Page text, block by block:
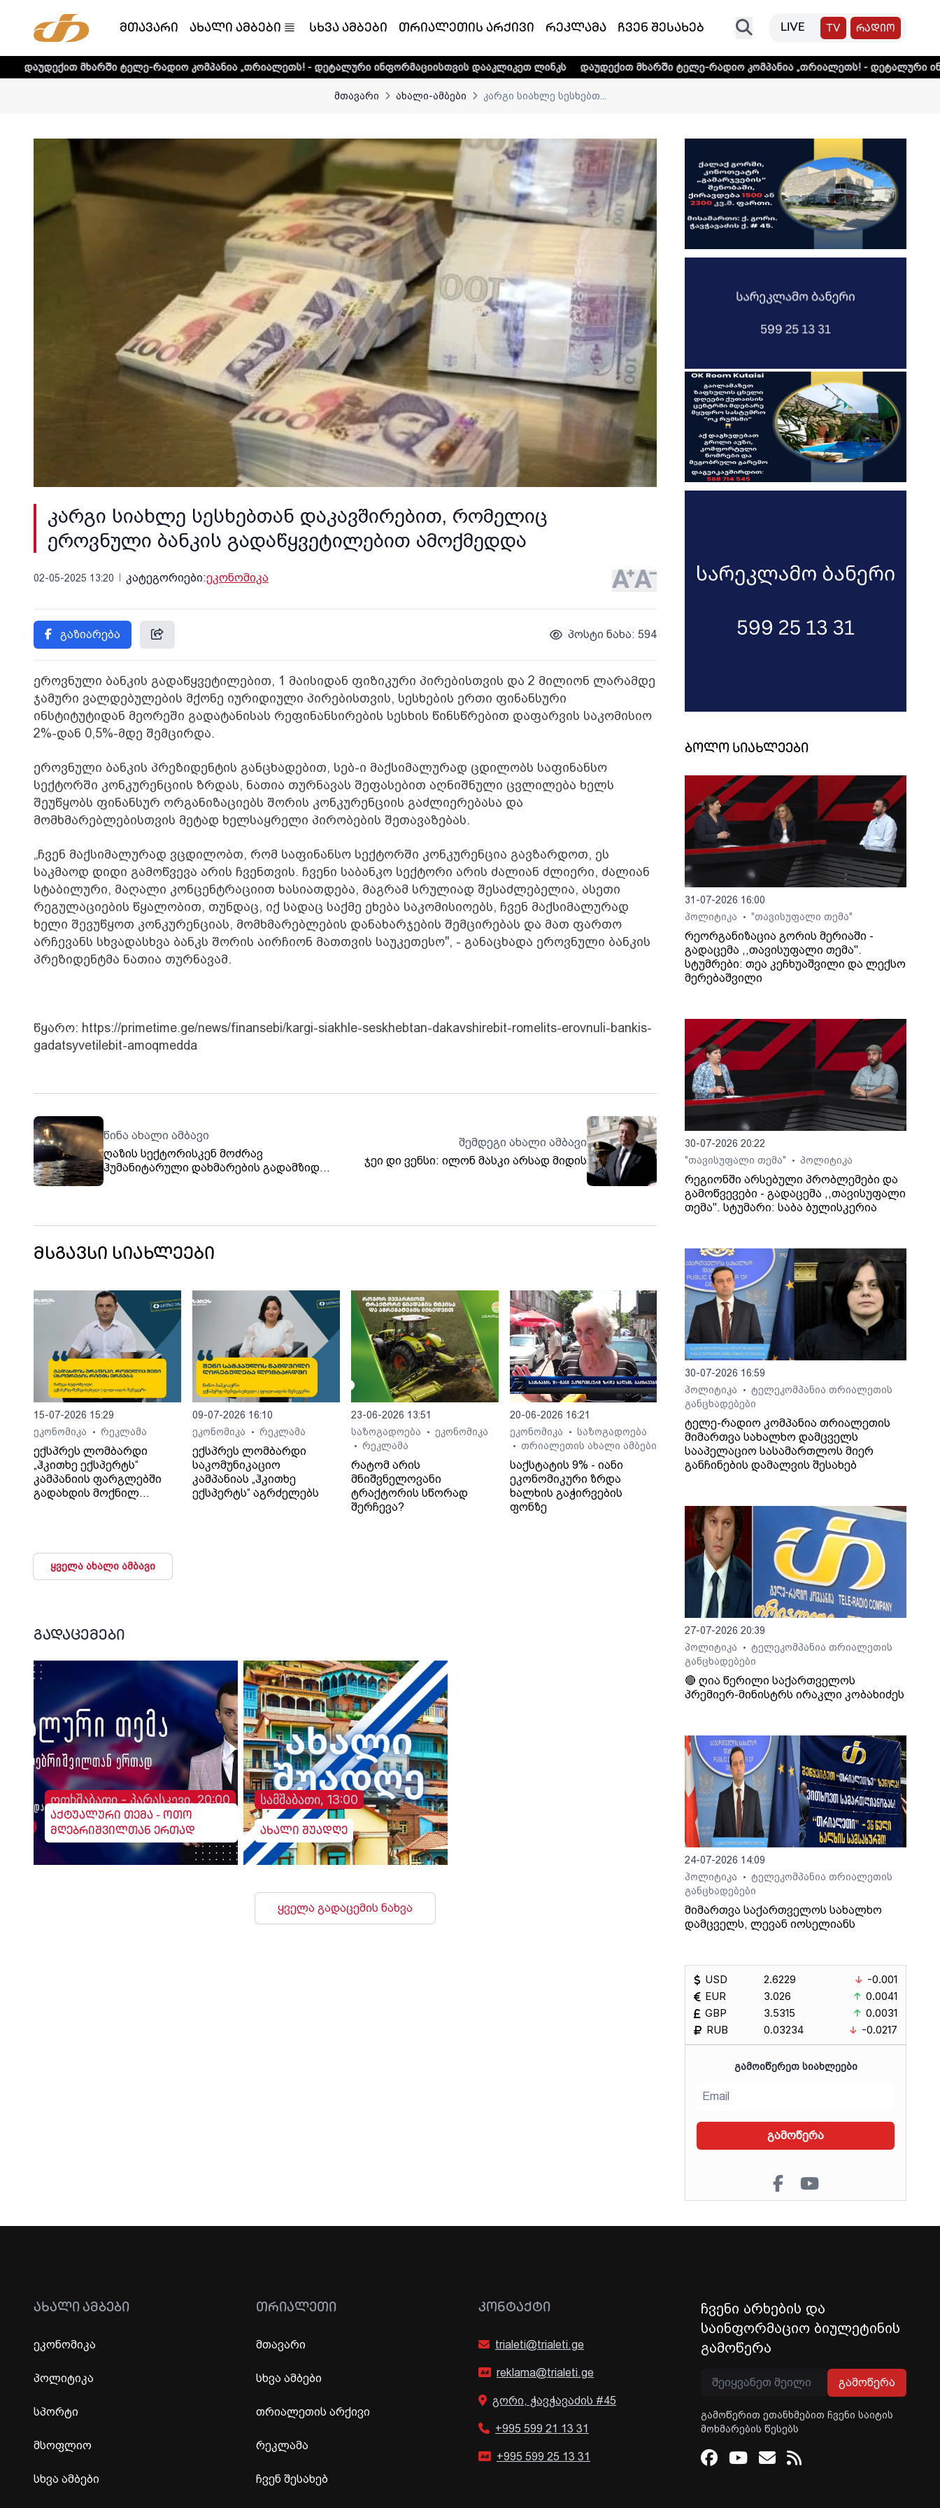
მთავარი ახალი ამბები სხვა ამბები თრიალეთის არქივი რეკლამა ჩვენ შესახებ LIVE TV რადიო
ტელე-რადიო კომპანია „თრიალეთს! - დეტალური ინფორმაციისთვის დააკლიკეთ ლინკს დაუდექით მხარში ტელე-რადიო კომპანია „თრიალეთს! - დეტალური
მთავარი ახალი-ამბები კარგი სიახლე სესხებთ...
კარგი სიახლე სესხებთან დაკავშირებით, რომელიც
ეროვნული ბანკის გადაწყვეტილებით ამოქმედდა
02-05-2025 13:20 კატეგორიები:ეკონომიკა
გაზიარება პოსტი ნახა: 594
ეროვნული ბანკის გადაწყვეტილებით, 1 მაისიდან ფიზიკური პირებისთვის და 2 მილიონ ლარამდე
ჯამური ვალდებულების მქონე იურიდიული პირებისთვის, სესხების ერთი ფინანსური
ინსტიტუტიდან მეორეში გადატანისას რეფინანსირების სესხის წინსწრებით დაფარვის საკომისიო
2%-დან 0,5%-მდე შემცირდა.
ეროვნული ბანკის პრეზიდენტის განცხადებით, სებ-ი მაქსიმალურად ცდილობს საფინანსო
სექტორში კონკურენციის ზრდას, ნათია თურნავას შეფასებით აღნიშნული ცვლილება ხელს
შეუწყობს ფინანსურ ორგანიზაციებს შორის კონკურენციის გაძლიერებასა და
მომხმარებლებისთვის მეტად ხელსაყრელი პირობების შეთავაზებას.
„ჩვენ მაქსიმალურად ვცდილობთ, რომ საფინანსო სექტორში კონკურენცია გავზარდოთ, ეს
საკმაოდ დიდი გამოწვევა არის ჩვენთვის. ჩვენი საბანკო სექტორი არის ძალიან ძლიერი, ძალიან
სტაბილური, მაღალი კონცენტრაციით ხასიათდება, მაგრამ სრულიად შესაძლებელია, ასეთი
რეგულაციების წყალობით, თუნდაც, იქ სადაც საქმე ეხება საკომისიოებს, ჩვენ მაქსიმალურად
ხელი შევუწყოთ კონკურენციას, მომხმარებლების დანახარჯების შემცირებას და მათ ფართო
არჩევანს სხვადასხვა ბანკს შორის აირჩიონ მათთვის საუკეთესო", - განაცხადა ეროვნული ბანკის
პრეზიდენტმა ნათია თურნავამ.
წყარო: https://primetime.ge/news/finansebi/kargi-siakhle-seskhebtan-dakavshirebit-romelits-erovnuli-bankis-
gadatsyvetilebit-amoqmedda
წინა ახალი ამბავი
ღაზის სექტორისკენ მოძრავ
ჰუმანიტარული დახმარების გადამზიდ
შემდეგი ახალი ამბავი
ჯეი დი ვენსი: ილონ მასკი არსად მიდის
მსგავსი სიახლეები
15-07-2026 15:29
ეკონომიკა
• რეკლამა
ექსპრეს ლომბარდი
„ჰკითხე ექსპერტს“
კამპანიის ფარგლებში
გადახდის მოქნილ
09-07-2026 16:10
ეკონომიკა
• რეკლამა
ექსპრეს ლომბარდი
საკომუნიკაციო
კამპანიას „ჰკითხე
ექსპერტს“ აგრძელებს
23-06-2026 13:51
საზოგადოება
• ეკონომიკა
• რეკლამა
რატომ არის
მნიშვნელოვანი
ტრაქტორის სწორად
შერჩევა?
20-06-2026 16:21
ეკონომიკა
• საზოგადოება
• თრიალეთის ახალი ამბები
საქსტატის 9% - იანი
ეკონომიკური ზრდა
ხალხის გაჭირვების
ფონზე
ყველა ახალი ამბავი
გადაცემები
ოთხშაბათი - პარასკევი, 20:00
აქტუალური თემა - ოთო
მღებრიშვილთან ერთად
სამშაბათი, 13:00
ახალი შუადღე
ყველა გადაცემის ნახვა
ბოლო სიახლეები
31-07-2026 16:00
პოლიტიკა
• "თავისუფალი თემა"
რეორგანიზაცია გორის მერიაში -
გადაცემა ,,თავისუფალი თემა".
სტუმრები: თეა კეჩხუაშვილი და ლექსო
მერებაშვილი
30-07-2026 20:22
"თავისუფალი თემა"
• პოლიტიკა
რეგიონში არსებული პრობლემები და
გამოწვევები - გადაცემა ,,თავისუფალი
თემა". სტუმარი: საბა ბულისკერია
30-07-2026 16:59
პოლიტიკა
•
ტელეკომპანია თრიალეთის
განცხადებები
ტელე-რადიო კომპანია თრიალეთის
მიმართვა სახალხო დამცველს
სააპელაციო სასამართლოს მიერ
განჩინების დამალვის შესახებ
27-07-2026 20:39
პოლიტიკა
•
ტელეკომპანია თრიალეთის
განცხადებები
🔴 ღია წერილი საქართველოს
პრემიერ-მინისტრს ირაკლი კობახიძეს
24-07-2026 14:09
პოლიტიკა
•
ტელეკომპანია თრიალეთის
განცხადებები
მიმართვა საქართველოს სახალხო
დამცველს, ლევან იოსელიანს
USD
EUR
GBP
RUB
2.6229
3.026
3.5315
0.03234
-0.001
0.0041
0.0031
-0.0217
ᲒᲐᲛᲝᲘᲬᲔᲠᲔᲗ ᲡᲘᲐᲮᲚᲔᲔᲑᲘ
გამოწერა
ᲐᲮᲐᲚᲘ ᲐᲛᲑᲔᲑᲘ
ეკონომიკა
პოლიტიკა
სპორტი
მსოფლიო
სხვა ამბები
ᲗᲠᲘᲐᲚᲔᲗᲘ
მთავარი
სხვა ამბები
თრიალეთის არქივი
რეკლამა
ჩვენ შესახებ
ᲙᲝᲜᲢᲐᲥᲢᲘ
trialeti@trialeti.ge
reklama@trialeti.ge
გორი, ჭავჭავაძის #45
+995 599 21 13 31
+995 599 25 13 31
ჩვენი არხების და
საინფორმაციო ბიულეტინის
გამოწერა
გამოწერა
გამოწერით ეთანხმებით ჩვენი საიტის
მოხმარების წესებს
Facebook
Youtube
Email
RSS